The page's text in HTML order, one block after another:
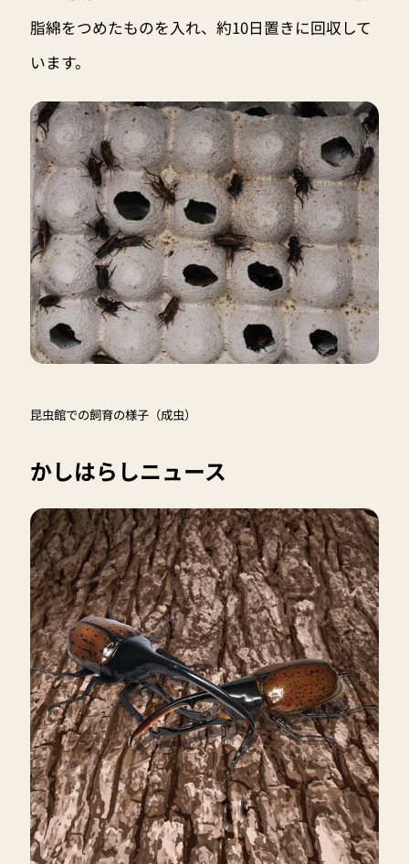
脂綿をつめたものを入れ、約10日置きに回収して
います。
昆虫館での飼育の様子（成虫）
かしはらしニュース